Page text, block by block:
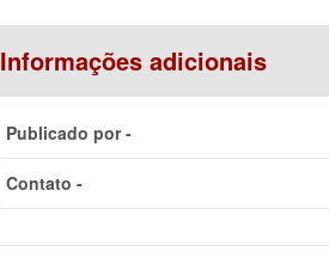
Informações adicionais
Publicado por -
Contato -